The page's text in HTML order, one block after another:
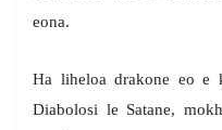
eona.
Ha liheloa drakone eo e
Diabolosi le Satane,